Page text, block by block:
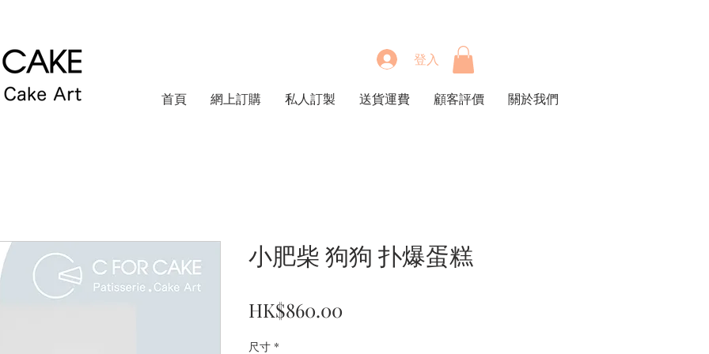
登入
首頁 網上訂購 私人訂製 送貨運費 顧客評價 關於我們
小肥柴 狗狗 扑爆蛋糕
HK$860.00
尺寸 *